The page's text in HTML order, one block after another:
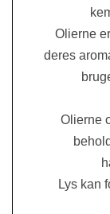
Olierne
deres a
Olierne
Lys kan